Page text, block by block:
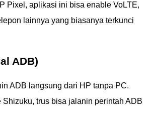
Pixel, aplikasi ini bisa enable VoLTE,
lainnya yang biasanya terkunci
ADB)
ADB langsung dari HP tanpa PC.
Shizuku, trus bisa jalanin perintah ADB